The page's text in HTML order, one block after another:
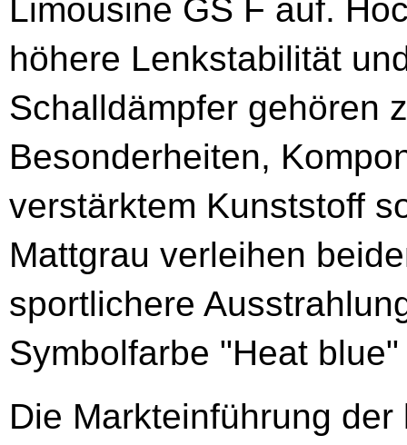
Limousine GS F auf.
höhere Lenkstabilität
Schalldämpfer gehören
Besonderheiten,
verstärktem Kunststoff
Mattgrau verleihen
sportlichere
Symbolfarbe "Heat
Die Markteinführung